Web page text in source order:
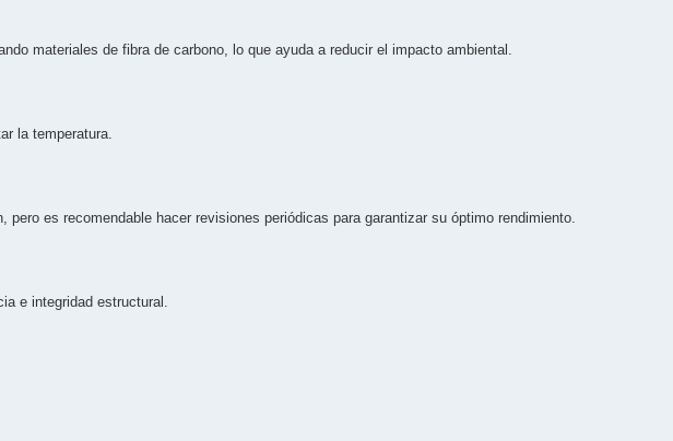
materiales de fibra de carbono, lo que ayuda a reducir el impacto ambiental.
la temperatura.
es recomendable hacer revisiones periódicas para garantizar su óptimo rendimiento.
e integridad estructural.